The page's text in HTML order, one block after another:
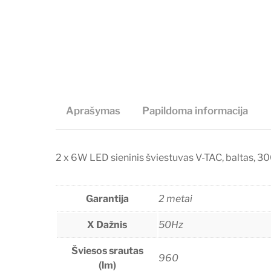
Aprašymas Papildoma informacija
2 x 6W LED sieninis šviestuvas V-TAC, baltas,
Garantija 2 metai
X Dažnis 50Hz
Šviesos srautas
(lm)
960